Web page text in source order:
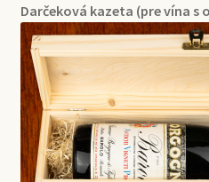
Darčeková kazeta (pre vína s